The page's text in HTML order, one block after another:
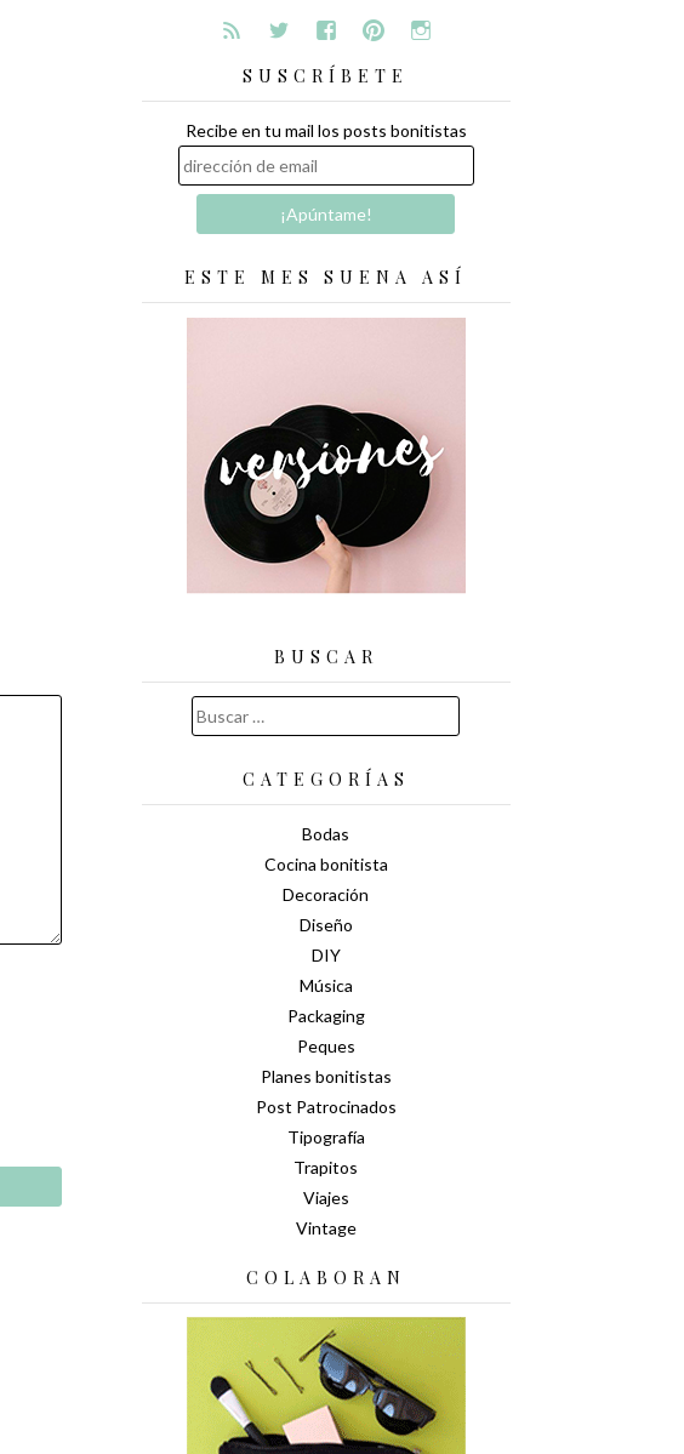
SUSCRÍBETE
Recibe en tu mail los posts bonitistas
ESTE MES SUENA ASÍ
BUSCAR
Buscar:
CATEGORÍAS
Bodas
Cocina bonitista
Decoración
Diseño
DIY
Música
Packaging
Peques
Planes bonitistas
Post Patrocinados
Tipografía
Trapitos
Viajes
Vintage
COLABORAN